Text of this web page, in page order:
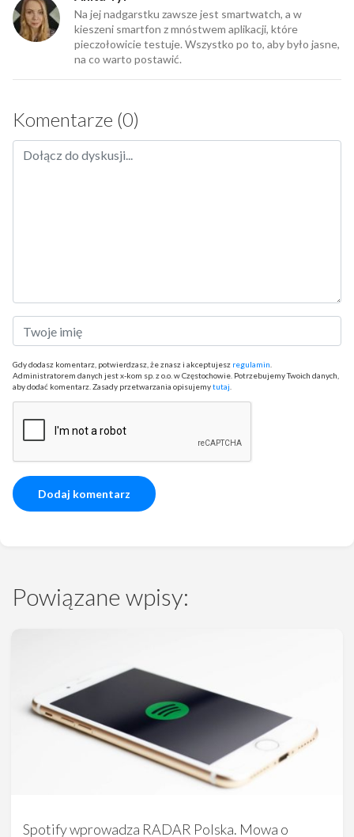
Na jej nadgarstku zawsze jest smartwatch, a w
kieszeni smartfon z mnóstwem aplikacji, które
pieczołowicie testuje. Wszystko po to, aby było jasne,
na co warto postawić.
Komentarze (0)
Gdy dodasz komentarz, potwierdzasz, że znasz i akceptujesz regulamin
Administratorem danych jest x-kom sp. z o.o. w Częstochowie. Potrzebujemy Twoich danych,
aby dodać komentarz. Zasady przetwarzania opisujemytutaj
Powiązane wpisy:
Spotify wprowadza RADAR Polska. Mowa o